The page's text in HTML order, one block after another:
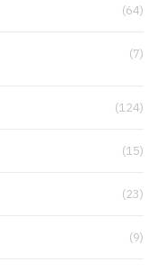
(64)
(7)
(124)
(15)
(23)
(9)